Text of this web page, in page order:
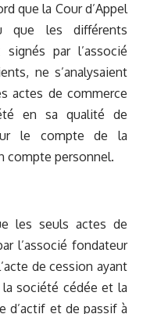
que la Cour d’Appel
que les différents
par l’associé
ne s’analysaient
actes de commerce
en sa qualité de
le compte de la
compte personnel.
les seuls actes de
l’associé fondateur
de cession ayant
société cédée et la
d’actif et de passif à